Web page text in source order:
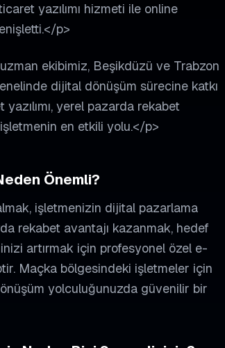
yazılımı hizmeti ile online
p>
ekibimiz, Beşikdüzü ve Trabzon
dijital dönüşüm sürecine katkı
yerel pazarda rekabet
en etkili yolu.</p>
Önemli?
işletmenizin dijital pazarlama
rekabet avantajı kazanmak, hedef
artırmak için profesyonel özel e-
Maçka bölgesindeki işletmeler için
yolculuğunuzda güvenilir bir